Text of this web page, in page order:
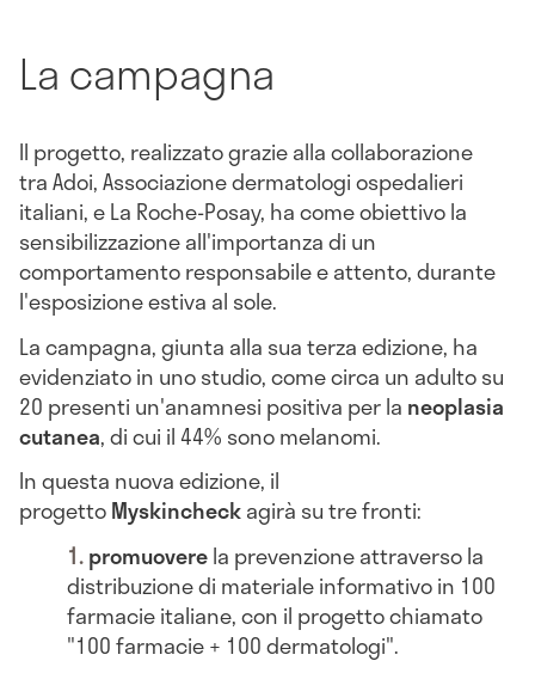
La campagna
Il progetto, realizzato grazie alla collaborazione
tra Adoi, Associazione dermatologi ospedalieri
italiani, e La Roche-Posay, ha come obiettivo la
sensibilizzazione all'importanza di un
comportamento responsabile e attento, durante
l'esposizione estiva al sole.
La campagna, giunta alla sua terza edizione, ha
evidenziato in uno studio, come circa un adulto su
20 presenti un'anamnesi positiva per la neoplasia
cutanea, di cui il 44% sono melanomi.
In questa nuova edizione, il
progettoMyskincheckagirà su tre fronti:
promuoverela prevenzione attraverso la
distribuzione di materiale informativo in 100
farmacie italiane, con il progetto chiamato
"100 farmacie + 100 dermatologi".